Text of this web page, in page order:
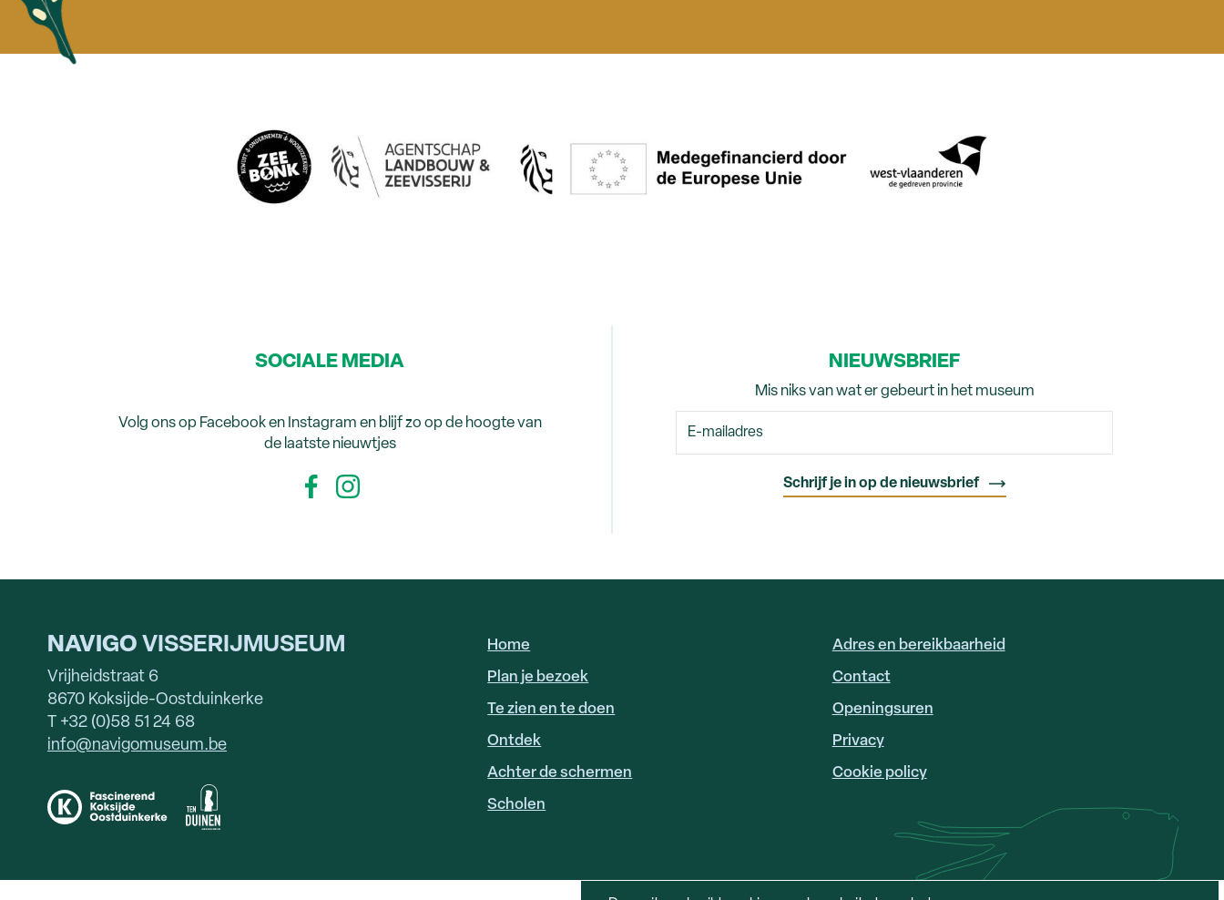
SOCIALE MEDIA
Volg ons op Facebook en Instagram en blijf zo op de hoogte van
de laatste nieuwtjes
NIEUWSBRIEF
Mis niks van wat er gebeurt in het museum
NAVIGO VISSERIJMUSEUM
Vrijheidstraat 6
8670 Koksijde-Oostduinkerke
T +32 (0)58 51 24 68
info@navigomuseum.be
HOOFDNAVIGATIE
Home
Plan je bezoek
Te zien en te doen
Ontdek
Achter de schermen
Scholen
FOOTER
LINKS
Adres en bereikbaarheid
Contact
Openingsuren
Privacy
Cookie policy